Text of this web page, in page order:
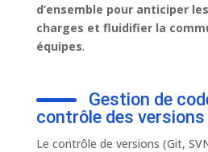
d’ensemble pour anticiper
charges et fluidifier la
équipes.
Gestion de
contrôle des versions
Le contrôle de versions (Git,